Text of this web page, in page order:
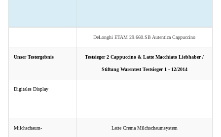
DeLonghi ETAM 29.660.SB Autentica Cappuccino
Unser Testergebnis Testsieger 2 Cappuccino & Latte Macchiato Liebhaber /
Stiftung Warentest Testsieger 1 - 12/2014
Digitales Display
Milchschaum- Latte Crema Milchschaumsystem